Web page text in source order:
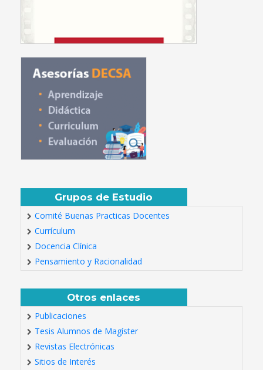
Grupos de Estudio
Comité Buenas Practicas Docentes
Currículum
Docencia Clínica
Pensamiento y Racionalidad
Otros enlaces
Publicaciones
Tesis Alumnos de Magíster
Revistas Electrónicas
Sitios de Interés